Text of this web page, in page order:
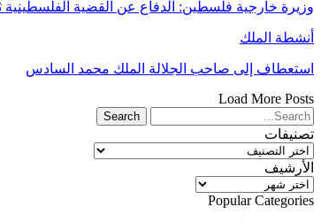
وزيرة خارجية فلسطين: الدفاع عن القضية
أنشطة الملك
استعطاف إلى صاحب الجلالة الملك محمد السادس
Load More Posts
تصنيفات
تصنيفات
الأرشيف
الأرشيف
Popular Categories